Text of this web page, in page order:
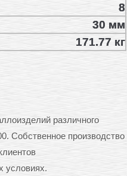
8
30 мм
171.77 кг
различного
Собственное производство
условиях.